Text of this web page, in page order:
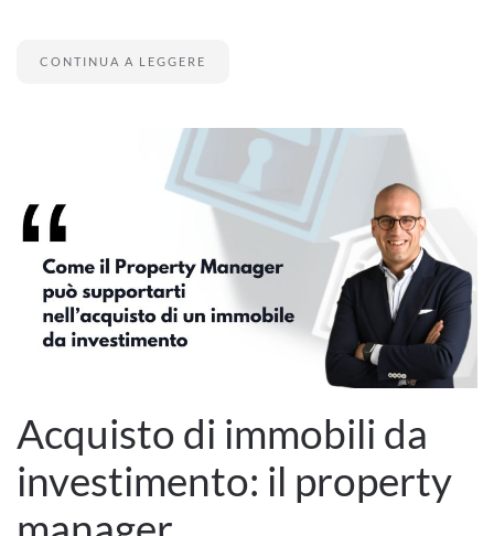
CONTINUA A LEGGERE
Acquisto di immobili da
investimento: il property